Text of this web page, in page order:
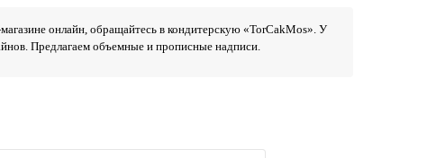
онлайн, обращайтесь в кондитерскую «TorCakMos». У
Предлагаем объемные и прописные надписи.